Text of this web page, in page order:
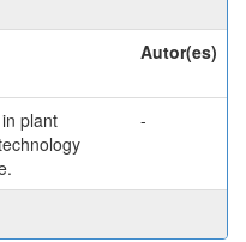
Autor(es)
plant
-